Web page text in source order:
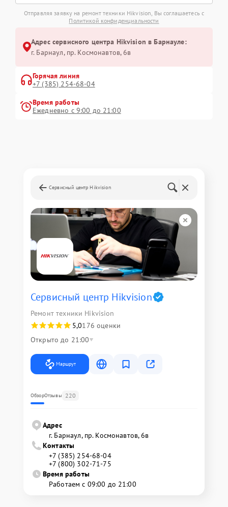
Отправляя заявку на ремонт техники Hikvision, Вы соглашаетесь с
Политикой конфиденциальности
Адрес сервисного центра Hikvision в Барнауле:
г. Барнаул, ​пр. Космонавтов, 6в
Горячая линия
+7 (385) 254-68-04
Время работы
Ежедневно с 9:00 до 21:00
Сервисный центр Hikvision
Сервисный центр Hikvision
Ремонт техники Hikvision
5,0176 оценки
Открыто до 21:00
Маршрут
ОбзорОтзывы 220
Адрес
г. Барнаул, ​пр. Космонавтов, 6в
Контакты
+7 (385) 254-68-04
+7 (800) 302-71-75
Время работы
Работаем с 09:00 до 21:00